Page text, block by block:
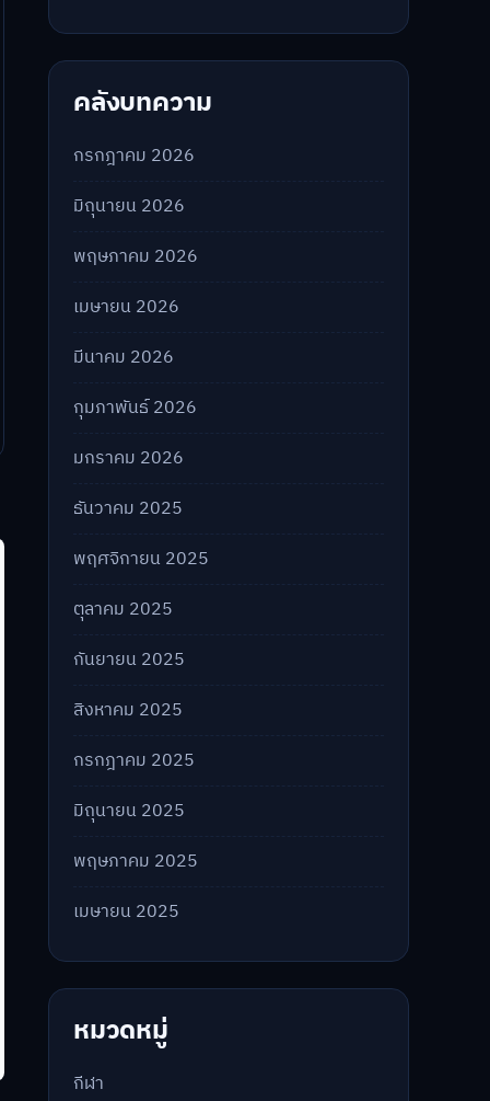
คลังบทความ
กรกฎาคม 2026
มิถุนายน 2026
พฤษภาคม 2026
เมษายน 2026
มีนาคม 2026
กุมภาพันธ์ 2026
มกราคม 2026
ธันวาคม 2025
พฤศจิกายน 2025
ตุลาคม 2025
กันยายน 2025
สิงหาคม 2025
กรกฎาคม 2025
มิถุนายน 2025
พฤษภาคม 2025
เมษายน 2025
หมวดหมู่
กีฬา